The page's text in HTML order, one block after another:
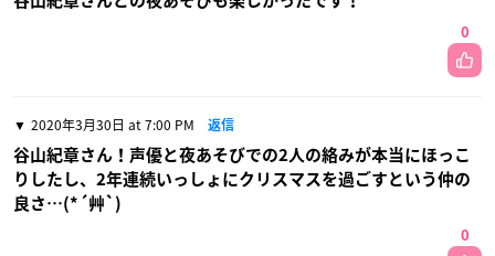
0
2020年3月30日 at 7:00 PM 返信
谷山紀章さん！声優と夜あそびでの2人の絡みが本当にほっこ
りしたし、2年連続いっしょにクリスマスを過ごすという仲の
良さ…(*´艸`)
0